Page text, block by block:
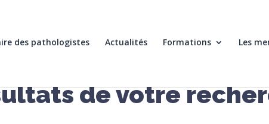
des pathologistes Actualités Formations Les
de votre